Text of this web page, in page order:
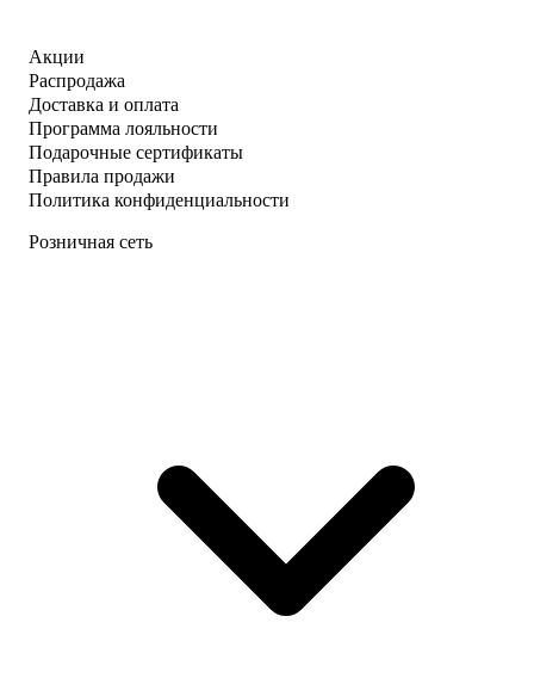
Акции
Распродажа
Доставка и оплата
Программа лояльности
Подарочные сертификаты
Правила продажи
Политика конфиденциальности
Розничная сеть